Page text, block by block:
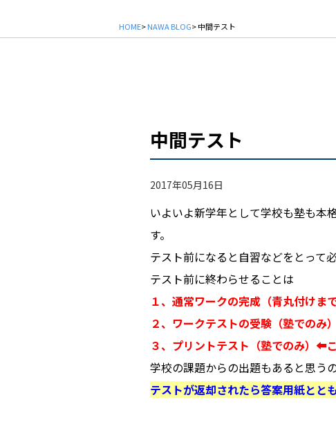
HOME>NAWA BLOG> 中間テスト
中間テスト
2017年05月16日
いよいよ新学年として学校も塾も本
す。
テスト前になると自習などをとって
テスト前に終わらせることは
１、通常ワークの完成（青丸付けまで
２、ワークテストの受験（塾でのみ）
３、プリントテスト（塾でのみ）⬅︎
学校の課題からの出題もあると思う
テストが返却されたら答案用紙とと